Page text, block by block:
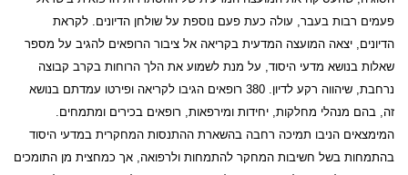
פעמים רבות בעבר, עולה כעת פעם נוספת על שולחן הדיונים. לקראת
הדיונים, יצאה המועצה המדעית בקריאה אל ציבור הרופאים להגיב על מספר
שאלות בנושא מדעי היסוד, על מנת לשמוע את הלך הרוחות בקרב קבוצה
נרחבת, שיהווה רקע לדיון. 380 רופאים הגיבו לקריאה ופירטו עמדתם בנושא
זה, בהם מנהלי מחלקות, יחידות ומירפאות, רופאים בכירים ומתמחים.
המימצאים הניבו תמיכה רחבה בהשארת ההתנסות המחקרית במדעי היסוד
בהתמחות בשל חשיבות המחקר להתמחות ולרפואה, אך כמחצית מן התומכים